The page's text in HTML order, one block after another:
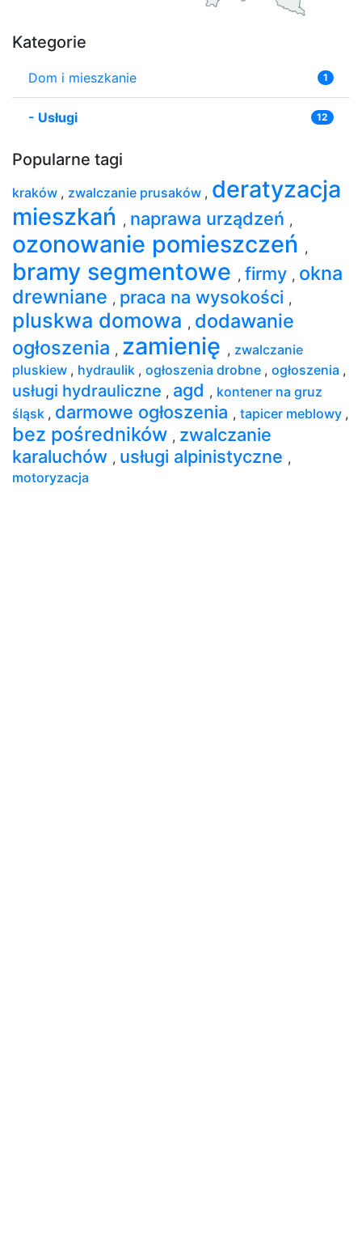
Kategorie
Dom i mieszkanie 1
- Usługi 12
Popularne tagi
kraków , zwalczanie prusaków , deratyzacja
mieszkań , naprawa urządzeń ,
ozonowanie pomieszczeń ,
bramy segmentowe , firmy , okna
drewniane , praca na wysokości ,
pluskwa domowa , dodawanie
ogłoszenia , zamienię , zwalczanie
pluskiew , hydraulik , ogłoszenia drobne , ogłoszenia ,
usługi hydrauliczne , agd , kontener na gruz
śląsk , darmowe ogłoszenia , tapicer meblowy ,
bez pośredników , zwalczanie
karaluchów , usługi alpinistyczne ,
motoryzacja